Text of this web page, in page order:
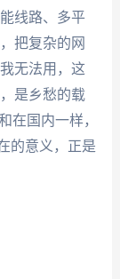
线路、多平
把复杂的网
无法用，这
是乡愁的载
在国内一样，
的意义，正是